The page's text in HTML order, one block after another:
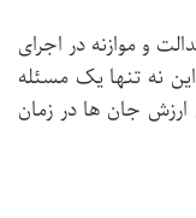
و موازنه در اجرای
نه تنها یک مسئله
ارزش جان ها در زمان